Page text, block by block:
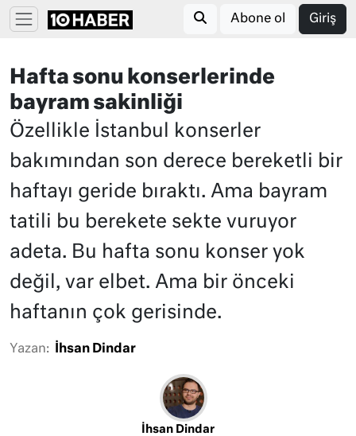
Abone ol Giriş
Hafta sonu konserlerinde
bayram sakinliği
Özellikle İstanbul konserler
bakımından son derece bereketli bir
haftayı geride bıraktı. Ama bayram
tatili bu berekete sekte vuruyor
adeta. Bu hafta sonu konser yok
değil, var elbet. Ama bir önceki
haftanın çok gerisinde.
Yazan: İhsan Dindar
İhsan Dindar